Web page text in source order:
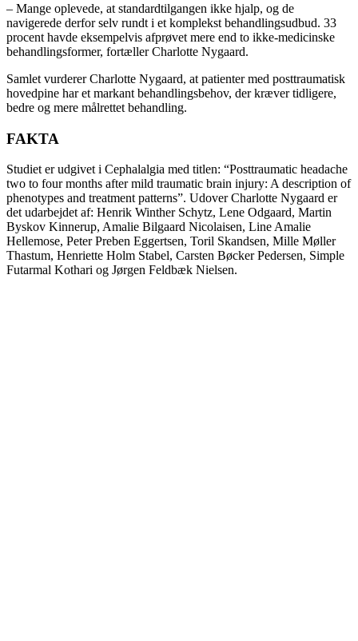
– Mange oplevede, at standardtilgangen ikke hjalp, og de
navigerede derfor selv rundt i et komplekst behandlingsudbud. 33
procent havde eksempelvis afprøvet mere end to ikke-medicinske
behandlingsformer, fortæller Charlotte Nygaard.
Samlet vurderer Charlotte Nygaard, at patienter med posttraumatisk
hovedpine har et markant behandlingsbehov, der kræver tidligere,
bedre og mere målrettet behandling.
FAKTA
Studiet er udgivet i Cephalalgia med titlen: “Posttraumatic headache
two to four months after mild traumatic brain injury: A description of
phenotypes and treatment patterns”. Udover Charlotte Nygaard er
det udarbejdet af: Henrik Winther Schytz, Lene Odgaard, Martin
Byskov Kinnerup, Amalie Bilgaard Nicolaisen, Line Amalie
Hellemose, Peter Preben Eggertsen, Toril Skandsen, Mille Møller
Thastum, Henriette Holm Stabel, Carsten Bøcker Pedersen, Simple
Futarmal Kothari og Jørgen Feldbæk Nielsen.